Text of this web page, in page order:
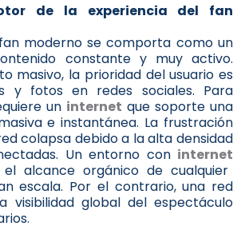
de la experiencia del fan
moderno se comporta como un
constante y muy activo.
masivo, la prioridad del usuario es
y fotos en redes sociales. Para
un internet que soporte una
e instantánea. La frustración
colapsa debido a la alta densidad
Un entorno con internet
alcance orgánico de cualquier
escala. Por el contrario, una red
visibilidad global del espectáculo